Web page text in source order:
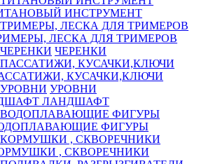
ИНСТРУМЕНТ
ЛЕСКА ДЛЯ ТРИМЕРОВ
ЧЕРЕНКИ
КУСАЧКИ,КЛЮЧИ
УРОВНИ
ЛАНДШАФТ
ФИГУРЫ
, СКВОРЕЧНИКИ